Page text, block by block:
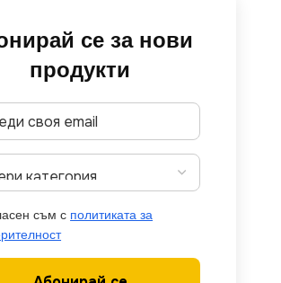
се за нови
продукти
съм с политиката за